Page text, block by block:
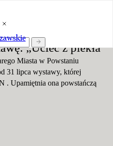
„Uciec z piekła”
Miasta w Powstaniu
31 lipca wystawy, której
. Upamiętnia ona powstańczą